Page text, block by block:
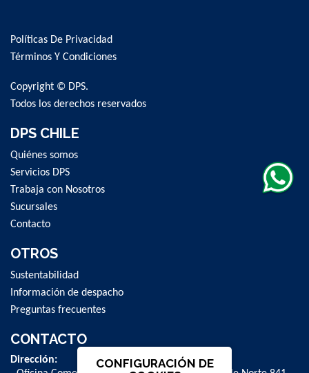
Our
Newsletter:
Políticas De Privacidad
Términos Y Condiciones
Copyright © DPS.
Todos los derechos reservados
DPS CHILE
Quiénes somos
Servicios DPS
Trabaja con Nosotros
Sucursales
Contacto
OTROS
Sustentabilidad
Información de despacho
Preguntas frecuentes
CONTACTO
Dirección:
CONFIGURACIÓN DE